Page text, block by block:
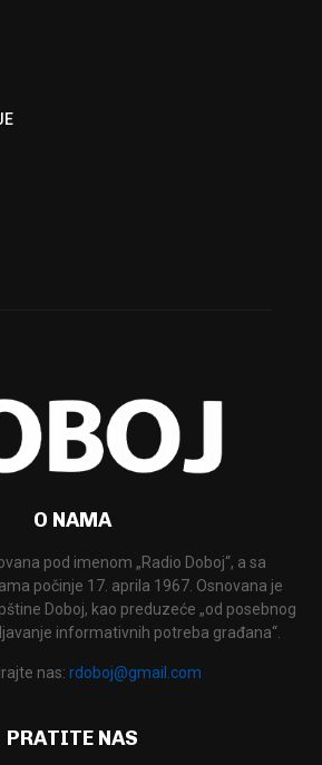
O NAMA
pod imenom „Radio Doboj“, a sa
počinje 17. aprila 1967. Osnovana je
Doboj, kao preduzeće „od posebnog
informativnih potreba građana“.
nas: rdoboj@gmail.com
PRATITE NAS